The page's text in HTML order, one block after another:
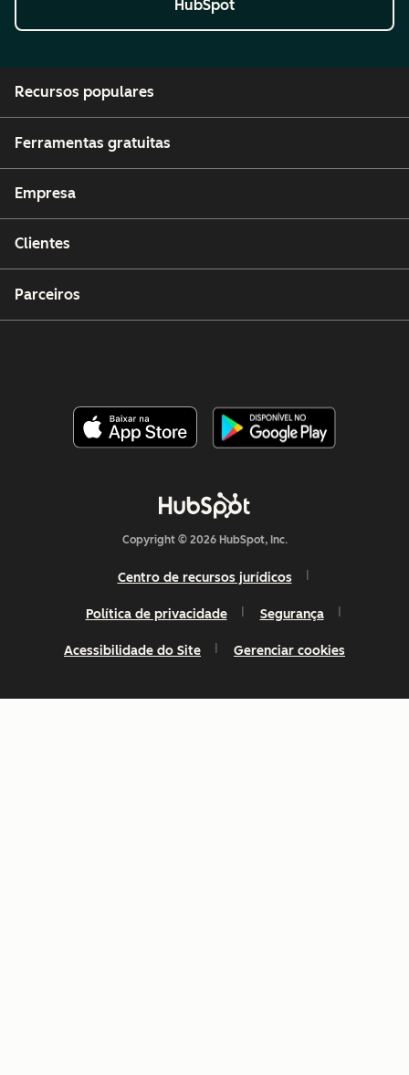
HubSpot
Recursos populares
Ferramentas gratuitas
Empresa
Clientes
Parceiros
Copyright © 2026 HubSpot, Inc.
Centro de recursos jurídicos
Política de privacidade Segurança
Acessibilidade do Site Gerenciar cookies